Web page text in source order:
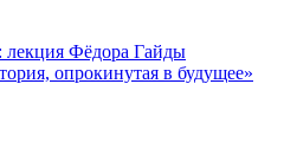
лекция Фёдора Гайды
опрокинутая в будущее»